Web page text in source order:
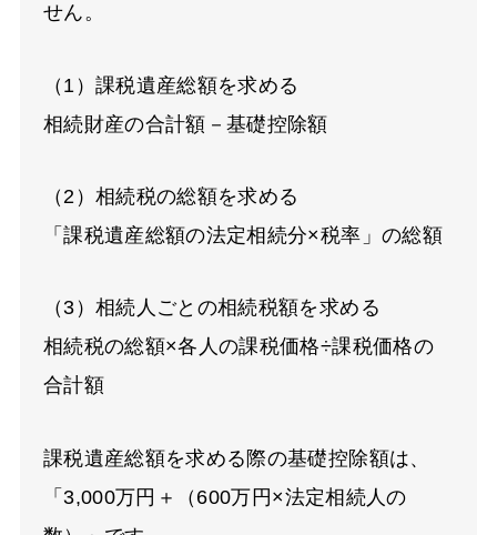
せん。
（1）課税遺産総額を求める
相続財産の合計額－基礎控除額
（2）相続税の総額を求める
「課税遺産総額の法定相続分×税率」の総額
（3）相続人ごとの相続税額を求める
相続税の総額×各人の課税価格÷課税価格の
合計額
課税遺産総額を求める際の基礎控除額は、
「3,000万円＋（600万円×法定相続人の